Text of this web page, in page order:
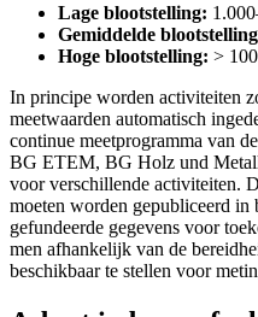
Lage blootstelling:
Gemiddelde
Hoge blootstelling: >
In principe worden activiteiten
meetwaarden automatisch
continue meetprogramma van
BG ETEM, BG Holz und
voor verschillende activiteiten.
moeten worden gepubliceerd
gefundeerde gegevens voor
men afhankelijk van de
beschikbaar te stellen voor